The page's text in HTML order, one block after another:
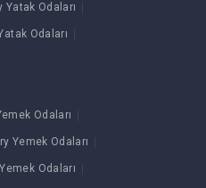
Yatak Odaları
Odaları
Odaları
Yemek Odaları
Odaları